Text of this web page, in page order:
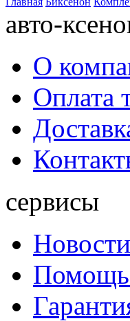
авто-
О
Оплата
сервисы
Новости
Помощь